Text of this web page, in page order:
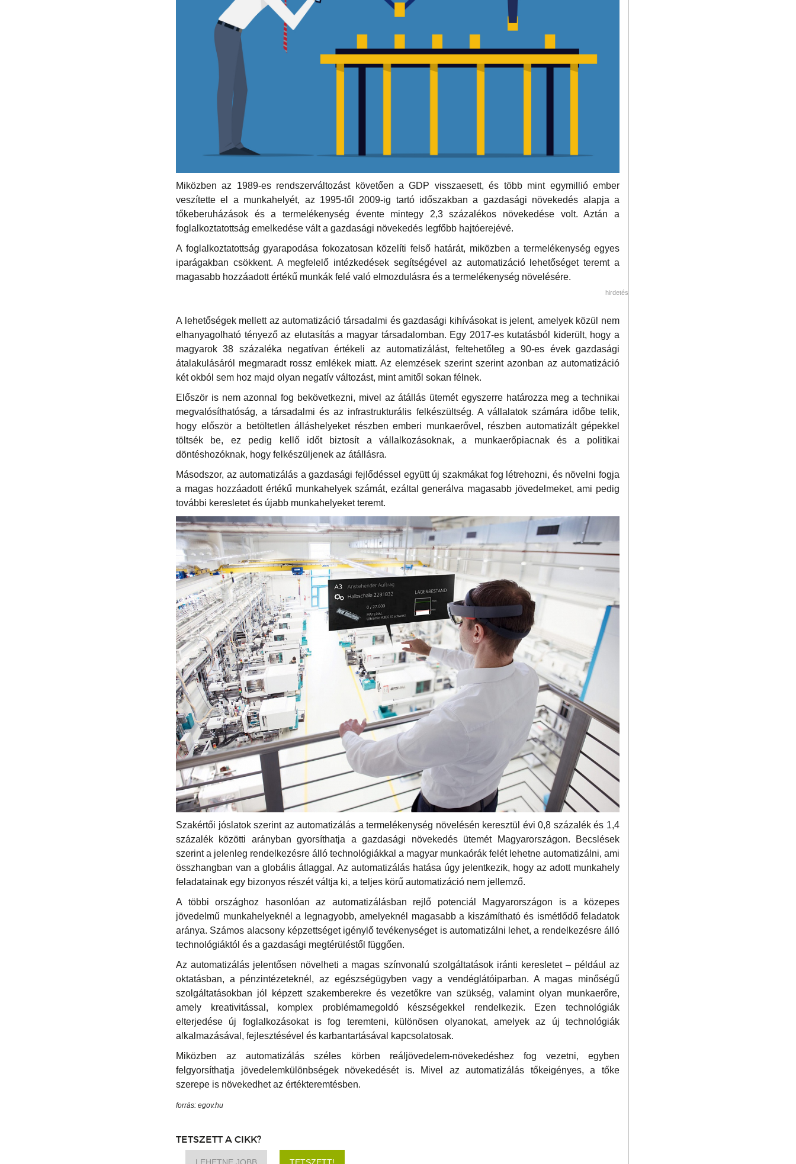
Miközben az 1989-es rendszerváltozást követően a GDP visszaesett, és több mint egymillió ember
veszítette el a munkahelyét, az 1995-től 2009-ig tartó időszakban a gazdasági növekedés alapja a
tőkeberuházások és a termelékenység évente mintegy 2,3 százalékos növekedése volt. Aztán a
foglalkoztatottság emelkedése vált a gazdasági növekedés legfőbb hajtóerejévé.
A foglalkoztatottság gyarapodása fokozatosan közelíti felső határát, miközben a termelékenység egyes
iparágakban csökkent. A megfelelő intézkedések segítségével az automatizáció lehetőséget teremt a
magasabb hozzáadott értékű munkák felé való elmozdulásra és a termelékenység növelésére.
hirdetés
A lehetőségek mellett az automatizáció társadalmi és gazdasági kihívásokat is jelent, amelyek közül nem
elhanyagolható tényező az elutasítás a magyar társadalomban. Egy 2017-es kutatásból kiderült, hogy a
magyarok 38 százaléka negatívan értékeli az automatizálást, feltehetőleg a 90-es évek gazdasági
átalakulásáról megmaradt rossz emlékek miatt. Az elemzések szerint szerint azonban az automatizáció
két okból sem hoz majd olyan negatív változást, mint amitől sokan félnek.
Először is nem azonnal fog bekövetkezni, mivel az átállás ütemét egyszerre határozza meg a technikai
megvalósíthatóság, a társadalmi és az infrastrukturális felkészültség. A vállalatok számára időbe telik,
hogy először a betöltetlen álláshelyeket részben emberi munkaerővel, részben automatizált gépekkel
töltsék be, ez pedig kellő időt biztosít a vállalkozásoknak, a munkaerőpiacnak és a politikai
döntéshozóknak, hogy felkészüljenek az átállásra.
Másodszor, az automatizálás a gazdasági fejlődéssel együtt új szakmákat fog létrehozni, és növelni fogja
a magas hozzáadott értékű munkahelyek számát, ezáltal generálva magasabb jövedelmeket, ami pedig
további keresletet és újabb munkahelyeket teremt.
Szakértői jóslatok szerint az automatizálás a termelékenység növelésén keresztül évi 0,8 százalék és 1,4
százalék közötti arányban gyorsíthatja a gazdasági növekedés ütemét Magyarországon. Becslések
szerint a jelenleg rendelkezésre álló technológiákkal a magyar munkaórák felét lehetne automatizálni, ami
összhangban van a globális átlaggal. Az automatizálás hatása úgy jelentkezik, hogy az adott munkahely
feladatainak egy bizonyos részét váltja ki, a teljes körű automatizáció nem jellemző.
A többi országhoz hasonlóan az automatizálásban rejlő potenciál Magyarországon is a közepes
jövedelmű munkahelyeknél a legnagyobb, amelyeknél magasabb a kiszámítható és ismétlődő feladatok
aránya. Számos alacsony képzettséget igénylő tevékenységet is automatizálni lehet, a rendelkezésre álló
technológiáktól és a gazdasági megtérüléstől függően.
Az automatizálás jelentősen növelheti a magas színvonalú szolgáltatások iránti keresletet – például az
oktatásban, a pénzintézeteknél, az egészségügyben vagy a vendéglátóiparban. A magas minőségű
szolgáltatásokban jól képzett szakemberekre és vezetőkre van szükség, valamint olyan munkaerőre,
amely kreativitással, komplex problémamegoldó készségekkel rendelkezik. Ezen technológiák
elterjedése új foglalkozásokat is fog teremteni, különösen olyanokat, amelyek az új technológiák
alkalmazásával, fejlesztésével és karbantartásával kapcsolatosak.
Miközben az automatizálás széles körben reáljövedelem-növekedéshez fog vezetni, egyben
felgyorsíthatja jövedelemkülönbségek növekedését is. Mivel az automatizálás tőkeigényes, a tőke
szerepe is növekedhet az értékteremtésben.
forrás: egov.hu
TETSZETT A CIKK?